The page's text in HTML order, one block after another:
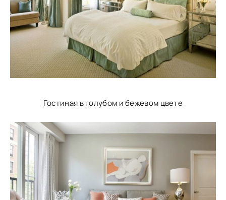
Гостиная в голубом и бежевом цвете